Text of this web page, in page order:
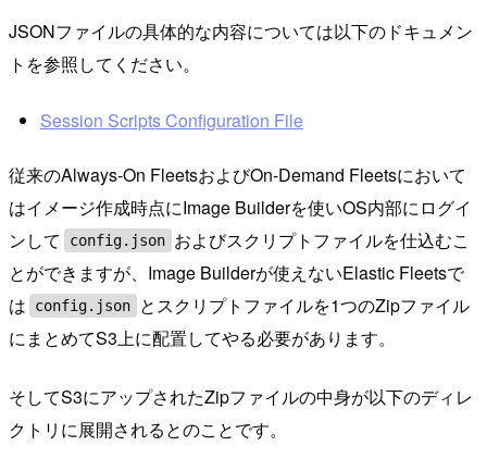
JSONファイルの具体的な内容については以下のドキュメン
トを参照してください。
Session Scripts Configuration File
従来のAlways-On FleetsおよびOn-Demand Fleetsにおいて
はイメージ作成時点にImage Builderを使いOS内部にログイ
ンして
config.json およびスクリプトファイルを仕込むこ
とができますが、Image Builderが使えないElastic Fleetsで
は
config.json
とスクリプトファイルを1つのZipファイル
にまとめてS3上に配置してやる必要があります。
そしてS3にアップされたZipファイルの中身が以下のディレ
クトリに展開されるとのことです。